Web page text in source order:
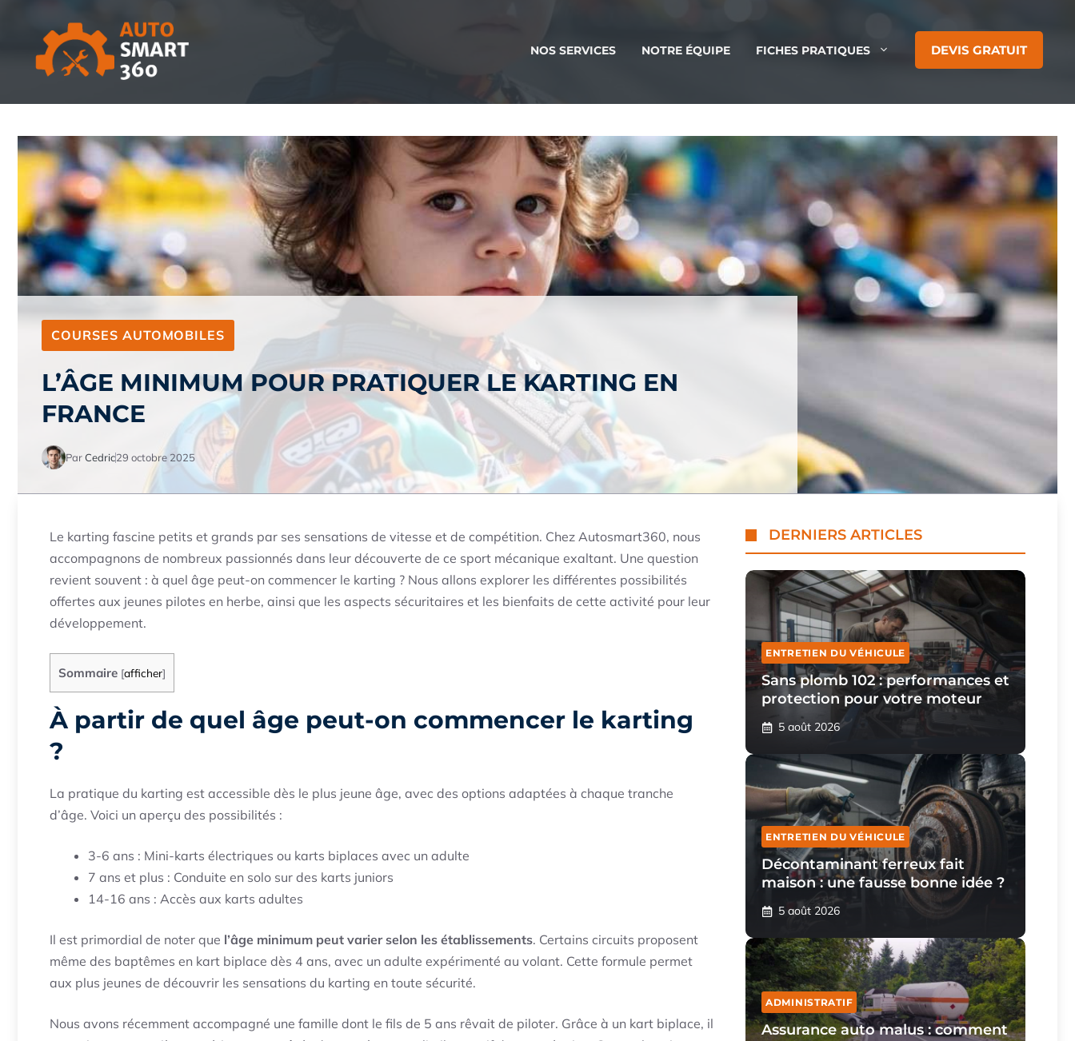
contenu
NOS SERVICES NOTRE ÉQUIPE FICHES PRATIQUES DEVIS GRATUIT
COURSES AUTOMOBILES
L’ÂGE MINIMUM POUR PRATIQUER LE KARTING EN
FRANCE
ParCedric29 octobre 2025
Le karting fascine petits et grands par ses sensations de vitesse et de compétition. Chez Autosmart360, nous
accompagnons de nombreux passionnés dans leur découverte de ce sport mécanique exaltant. Une question
revient souvent : à quel âge peut-on commencer le karting ? Nous allons explorer les différentes possibilités
offertes aux jeunes pilotes en herbe, ainsi que les aspects sécuritaires et les bienfaits de cette activité pour leur
développement.
Sommaire [afficher]
À partir de quel âge peut-on commencer le karting
?
La pratique du karting est accessible dès le plus jeune âge, avec des options adaptées à chaque tranche
d’âge. Voici un aperçu des possibilités :
3-6 ans : Mini-karts électriques ou karts biplaces avec un adulte
7 ans et plus : Conduite en solo sur des karts juniors
14-16 ans : Accès aux karts adultes
Il est primordial de noter que l’âge minimum peut varier selon les établissements. Certains circuits proposent
même des baptêmes en kart biplace dès 4 ans, avec un adulte expérimenté au volant. Cette formule permet
aux plus jeunes de découvrir les sensations du karting en toute sécurité.
Nous avons récemment accompagné une famille dont le fils de 5 ans rêvait de piloter. Grâce à un kart biplace, il
DERNIERS ARTICLES
ENTRETIEN DU VÉHICULE
Sans plomb 102 : performances et
protection pour votre moteur
5 août 2026
ENTRETIEN DU VÉHICULE
Décontaminant ferreux fait
maison : une fausse bonne idée ?
5 août 2026
ADMINISTRATIF
Assurance auto malus : comment